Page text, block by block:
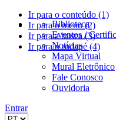
Ir para o conteúdo (1)
Ir para o menu (2)
Ir para a busca (3)
Ir para o rodapé (4)
Biblioteca
Eventos /
Notícias
Mapa Virtual
Mural Eletrônico
Fale Conosco
Ouvidoria
Entrar